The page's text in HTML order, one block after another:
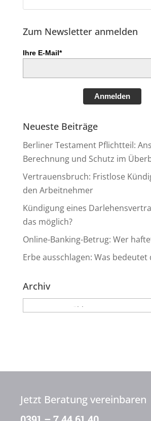
Zum Newsletter anmelden
Ihre E-Mail*
Anmelden
Neueste Beiträge
Berliner Testament Pflichtteil:
Berechnung und Schutz im
Vertrauensbruch: Fristlose
den Arbeitnehmer
Kündigung eines
das möglich?
Online-Banking-Betrug: Wer
Erbe ausschlagen: Was bedeutet
Archiv
Jetzt Beratung vereinbaren